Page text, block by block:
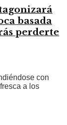
basada
perderte
con
a los